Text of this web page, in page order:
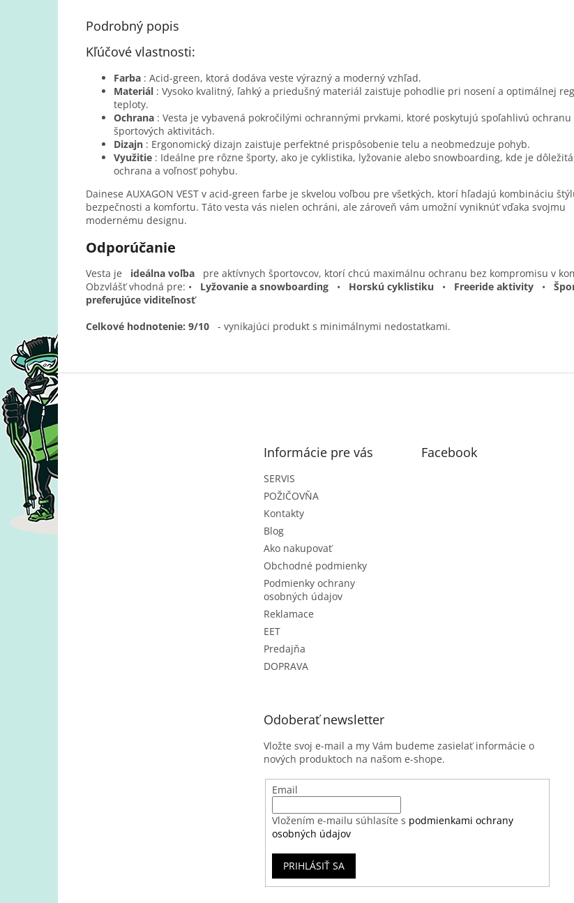
Podrobný popis
Kľúčové vlastnosti:
Farba : Acid-green, ktorá dodáva veste výrazný a moderný vzhľad.
Materiál : Vysoko kvalitný, ľahký a priedušný materiál zaisťuje pohodlie pri nosení a optimálnej
teploty.
Ochrana : Vesta je vybavená pokročilými ochrannými prvkami, ktoré poskytujú spoľahlivú
športových aktivitách.
Dizajn : Ergonomický dizajn zaisťuje perfektné prispôsobenie telu a neobmedzuje pohyb.
Využitie : Ideálne pre rôzne športy, ako je cyklistika, lyžovanie alebo snowboarding, kde je dôležitá
ochrana a voľnosť pohybu.
Dainese AUXAGON VEST v acid-green farbe je skvelou voľbou pre všetkých, ktorí hľadajú kombináciu
bezpečnosti a komfortu. Táto vesta vás nielen ochráni, ale zároveň vám umožní vyniknúť vďaka svojmu
modernému designu.
Odporúčanie
Vesta je ideálna voľba
pre aktívnych športovcov, ktorí chcú maximálnu ochranu bez kompromisu v
Obzvlášť vhodná pre: •
Lyžovanie a snowboarding • Horskú cyklistiku • Freeride aktivity •
preferujúce viditeľnosť
Celkové hodnotenie: 9/10
- vynikajúci produkt s minimálnymi nedostatkami.
á
p
ä
Informácie pre vás
SERVIS
POŽIČOVŇA
Kontakty
Blog
Ako nakupovať
Obchodné podmienky
Podmienky ochrany
osobných údajov
Reklamace
EET
Predajňa
DOPRAVA
Facebook
Odoberať newsletter
Vložte svoj e-mail a my Vám budeme zasielať informácie o
nových produktoch na našom e-shope.
Email
Vložením e-mailu súhlasíte s podmienkami ochrany
osobných údajov
PRIHLÁSIŤ SA